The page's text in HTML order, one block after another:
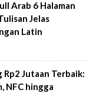
Arab 6 Halaman
Jelas
Latin
Rp2 Jutaan Terbaik:
NFC hingga